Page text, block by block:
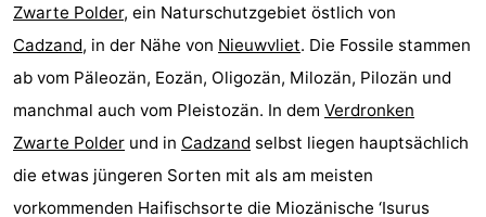
Sluis
-
Retranchement
-
Zwarte Polder, ein Naturschutzgebiet östlich von
Cadzand, in der Nähe von Nieuwvliet. Die Fossile stammen
ab vom Päleozän, Eozän, Oligozän, Milozän, Pilozän und
manchmal auch vom Pleistozän. In dem Verdronken
Zwarte Polder und in Cadzand selbst liegen hauptsächlich
die etwas jüngeren Sorten mit als am meisten
vorkommenden Haifischsorte die Miozänische ‘Isurus